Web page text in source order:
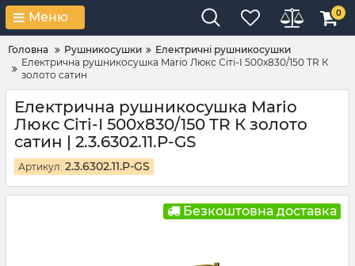
Меню 0
Головна Рушникосушки
Електричні рушникосушки
Електрична рушникосушка Mario Люкс Сіті-І 500х830/150 TR К
золото сатин
Електрична рушникосушка Mario
Люкс Сіті-І 500х830/150 TR К золото
сатин | 2.3.6302.11.P-GS
Артикул: 2.3.6302.11.P-GS
Безкоштовна доставка